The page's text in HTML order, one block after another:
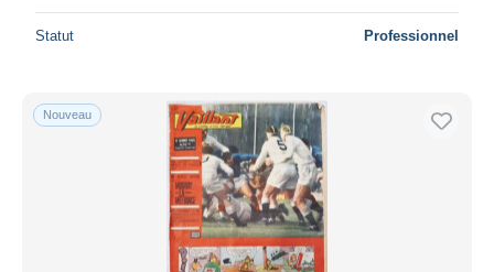
Statut Professionnel
Nouveau